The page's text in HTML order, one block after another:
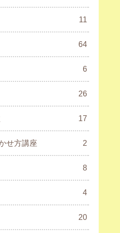
11
64
6
26
17
せ方講座 2
8
4
20